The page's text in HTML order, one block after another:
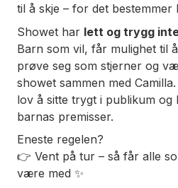
til å skje – for det bestemmer
Showet har lett og trygg
Barn som vil, får mulighet til
prøve seg som stjerner og
showet sammen med
lov å sitte trygt i publikum og
barnas premisser.
Eneste regelen?
👉 Vent på tur – så får alle
være med ✨